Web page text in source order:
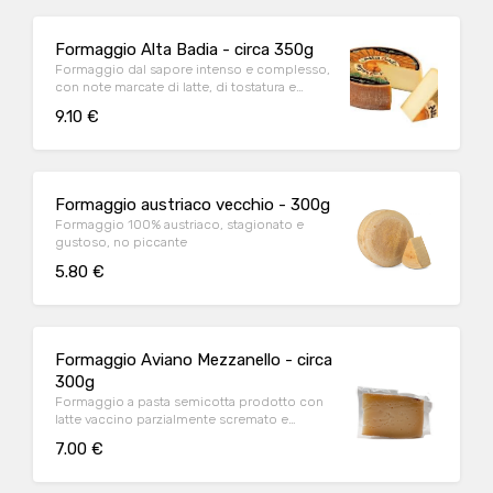
Formaggio Alta Badia - circa 350g
Formaggio dal sapore intenso e complesso,
con note marcate di latte, di tostatura e
lattosio.
9.10 €
Formaggio austriaco vecchio - 300g
Formaggio 100% austriaco, stagionato e
gustoso, no piccante
5.80 €
Formaggio Aviano Mezzanello - circa
300g
Formaggio a pasta semicotta prodotto con
latte vaccino parzialmente scremato e
sapore dolce ma deciso, leggermente
7.00 €